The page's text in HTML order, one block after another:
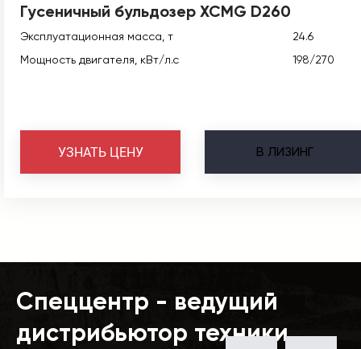
Гусеничный бульдозер XCMG D260
Эксплуатационная масса, т
24.6
Мощность двигателя, кВт/л.с
198/270
В ЛИЗИНГ
УЗНАТЬ ЦЕНУ
Спеццентр - ведущий
дистрибьютор техники